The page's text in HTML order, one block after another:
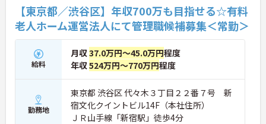
【東京都／渋谷区】年収700万も目指せる☆有料
老人ホーム運営法人にて管理職候補募集＜常勤＞
給料
月収37.0万円～45.0万円程度
年収524万円～770万円程度
勤務地
東京都 渋谷区 代々木３丁目２２番７号 新
宿文化クイントビル14F（本社住所）
ＪＲ山手線「新宿駅」徒歩4分